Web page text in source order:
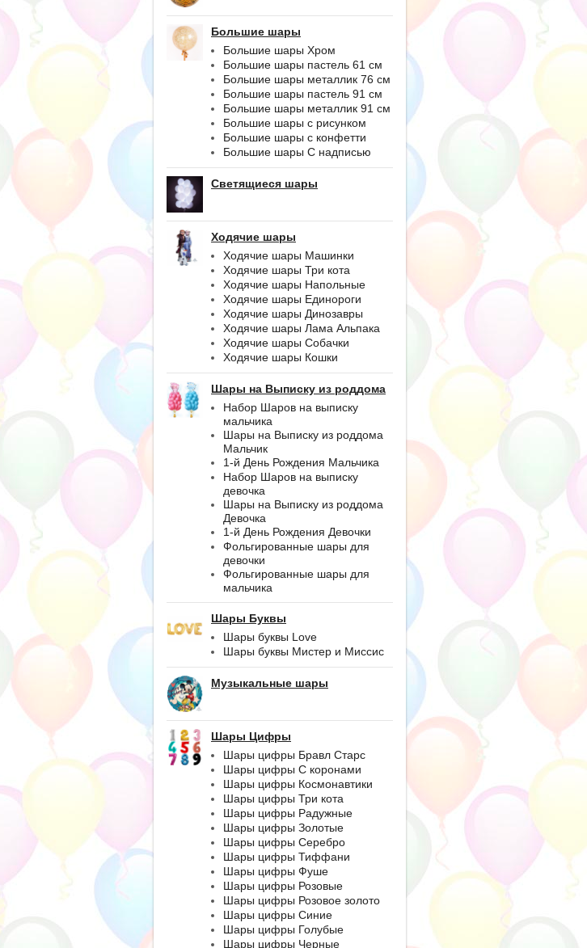
Большие шары
Большие шары Хром
Большие шары пастель 61 см
Большие шары металлик 76 см
Большие шары пастель 91 см
Большие шары металлик 91 см
Большие шары с рисунком
Большие шары с конфетти
Большие шары С надписью
Светящиеся шары
Ходячие шары
Ходячие шары Машинки
Ходячие шары Три кота
Ходячие шары Напольные
Ходячие шары Единороги
Ходячие шары Динозавры
Ходячие шары Лама Альпака
Ходячие шары Собачки
Ходячие шары Кошки
Шары на Выписку из роддома
Набор Шаров на выписку
мальчика
Шары на Выписку из роддома
Мальчик
1-й День Рождения Мальчика
Набор Шаров на выписку
девочка
Шары на Выписку из роддома
Девочка
1-й День Рождения Девочки
Фольгированные шары для
девочки
Фольгированные шары для
мальчика
Шары Буквы
Шары буквы Love
Шары буквы Мистер и Миссис
Музыкальные шары
Шары Цифры
Шары цифры Бравл Старс
Шары цифры С коронами
Шары цифры Космонавтики
Шары цифры Три кота
Шары цифры Радужные
Шары цифры Золотые
Шары цифры Серебро
Шары цифры Тиффани
Шары цифры Фуше
Шары цифры Розовые
Шары цифры Розовое золото
Шары цифры Синие
Шары цифры Голубые
Шары цифры Черные